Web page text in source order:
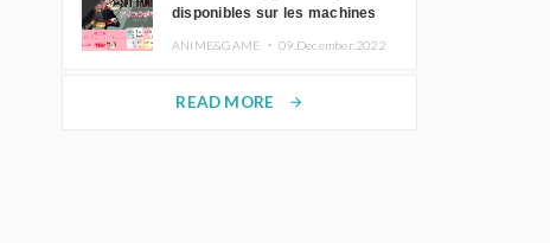
disponibles sur les machines
ANIME&GAME ・09.December.2022
READ MORE arrow_forward